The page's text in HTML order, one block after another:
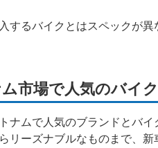
するバイクとはスペックが
市場で人気のバイ
ナムで人気のブランドとバイ
リーズナブルなものまで、新